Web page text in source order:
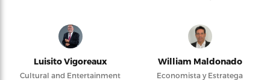
Luisito Vigoreaux
Cultural and Entertainment
William Maldonado
Economista y Estratega